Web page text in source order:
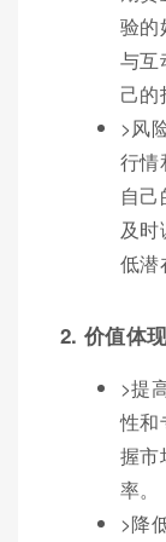
验的
与互
己的
>风
行情
自
及时
低潜
2. 价值体
>提
性和
握市
率。
>降